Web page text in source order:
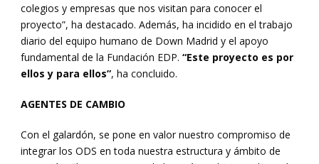
colegios y empresas que nos visitan para conocer el
proyecto”, ha destacado. Además, ha incidido en el trabajo
diario del equipo humano de Down Madrid y el apoyo
fundamental de la Fundación EDP. “Este proyecto es por
ellos y para ellos”, ha concluido.
AGENTES DE CAMBIO
Con el galardón, se pone en valor nuestro compromiso de
integrar los ODS en toda nuestra estructura y ámbito de